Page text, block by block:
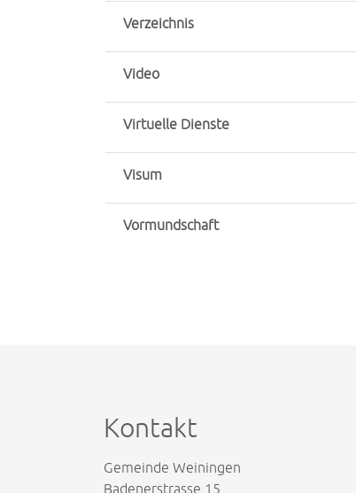
Verzeichnis
Video
Virtuelle Dienste
Visum
Vormundschaft
Kontakt
Gemeinde Weiningen
Badenerstrasse 15